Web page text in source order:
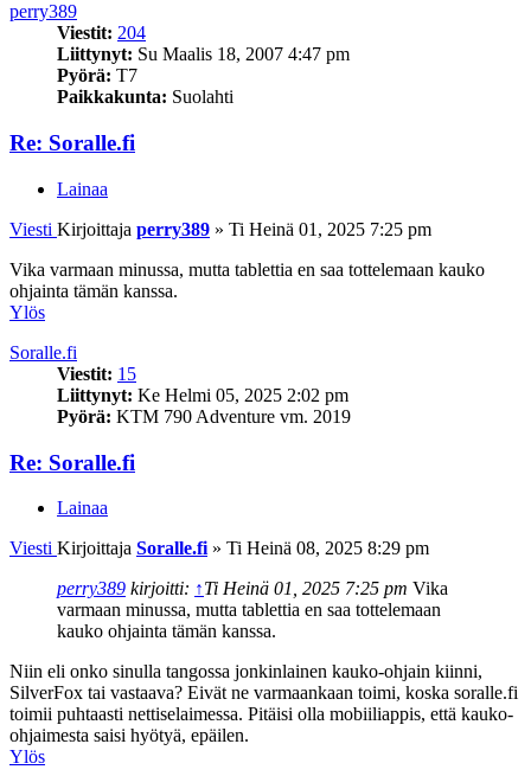
perry389
Viestit: 204
Liittynyt: Su Maalis 18, 2007 4:47 pm
Pyörä: T7
Paikkakunta: Suolahti
Re: Soralle.fi
Lainaa
Viesti Kirjoittaja perry389 » Ti Heinä 01, 2025 7:25 pm
Vika varmaan minussa, mutta tablettia en saa tottelemaan kauko
ohjainta tämän kanssa.
Ylös
Soralle.fi
Viestit: 15
Liittynyt: Ke Helmi 05, 2025 2:02 pm
Pyörä: KTM 790 Adventure vm. 2019
Re: Soralle.fi
Lainaa
Viesti Kirjoittaja Soralle.fi » Ti Heinä 08, 2025 8:29 pm
perry389 kirjoitti: ↑Ti Heinä 01, 2025 7:25 pm Vika
varmaan minussa, mutta tablettia en saa tottelemaan
kauko ohjainta tämän kanssa.
Niin eli onko sinulla tangossa jonkinlainen kauko-ohjain kiinni,
SilverFox tai vastaava? Eivät ne varmaankaan toimi, koska soralle.fi
toimii puhtaasti nettiselaimessa. Pitäisi olla mobiiliappis, että kauko-
ohjaimesta saisi hyötyä, epäilen.
Ylös